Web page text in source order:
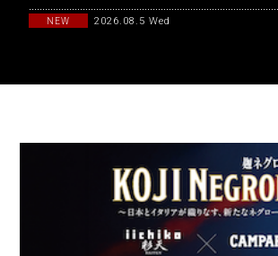
NEW 2026.08.5 Wed